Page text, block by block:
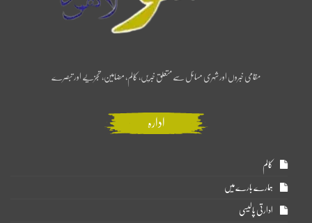
مقامی خبروں اور شہری مسائل سے متعلق خبریں، کالم، مضامین، تجزیے اور تبصرے
ادارہ
کالم
ہمارے بارے میں
ادارتی پالیسی